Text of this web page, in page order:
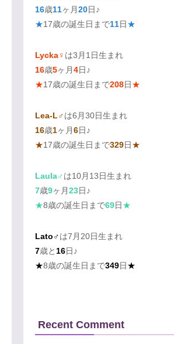
16歳11ヶ月20日♪
★17歳の誕生日まで11日★
Lycka♀ は3月1日生まれ
16歳5ヶ月4日♪
★17歳の誕生日まで208日★
Lea-L♂は6月30日生まれ
16歳1ヶ月6日♪
★17歳の誕生日まで329日★
Laula♂ は10月13日生まれ
7歳9ヶ月23日♪
★8歳の誕生日まで69日★
Lato♂は7月20日生まれ
7歳と 16日♪
★8歳の誕生日まで349日★
Recent Comment